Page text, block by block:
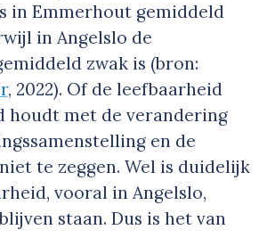
in Emmerhout gemiddeld
in Angelslo de
zwak is (bron:
, 2022). Of de leefbaarheid
houdt met de verandering
en de
te zeggen. Wel is duidelijk
vooral in Angelslo,
staan. Dus is het van